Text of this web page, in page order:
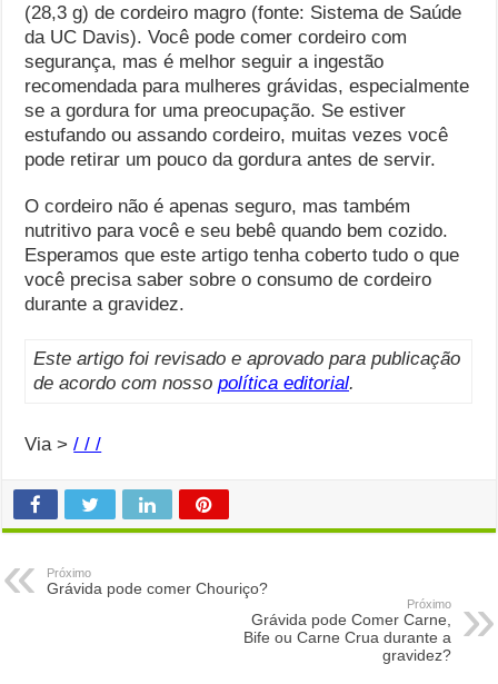
(28,3 g) de cordeiro magro (fonte: Sistema de Saúde
da UC Davis). Você pode comer cordeiro com
segurança, mas é melhor seguir a ingestão
recomendada para mulheres grávidas, especialmente
se a gordura for uma preocupação. Se estiver
estufando ou assando cordeiro, muitas vezes você
pode retirar um pouco da gordura antes de servir.
O cordeiro não é apenas seguro, mas também
nutritivo para você e seu bebê quando bem cozido.
Esperamos que este artigo tenha coberto tudo o que
você precisa saber sobre o consumo de cordeiro
durante a gravidez.
Este artigo foi revisado e aprovado para publicação
de acordo com nossopolítica editorial.
Via >/ / /
Próximo
Grávida pode comer Chouriço?
Próximo
Grávida pode Comer Carne,
Bife ou Carne Crua durante a
gravidez?